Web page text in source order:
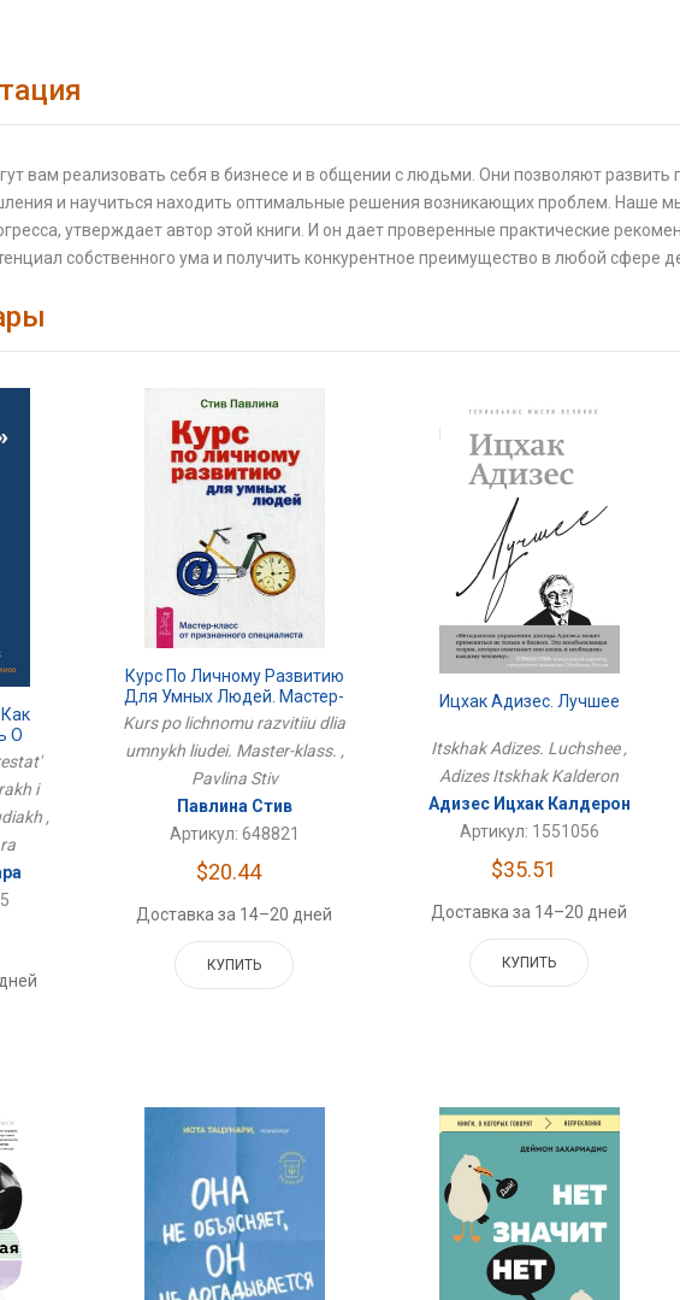
вам реализовать себя в бизнесе и в общении с людьми. Они позволяют развить
и научиться находить оптимальные решения возникающих проблем. Наше
утверждает автор этой книги. И он дает проверенные практические
собственного ума и получить конкурентное преимущество в любой сфере
О
i
,
Курс По Личному Развитию
Для Умных Людей. Мастер-
Класс.
Kurs po lichnomu razvitiiu dlia
umnykh liudei. Master-klass. ,
Pavlina Stiv
Павлина Стив
Артикул: 648821
$20.44
Доставка за 14–20 дней
КУПИТЬ
Ицхак Адизес. Лучшее
Itskhak Adizes. Luchshee ,
Adizes Itskhak Kalderon
Адизес Ицхак Калдерон
Артикул: 1551056
$35.51
Доставка за 14–20 дней
КУПИТЬ